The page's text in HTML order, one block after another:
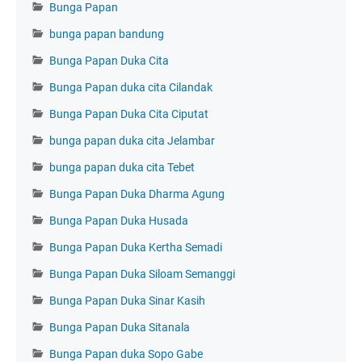
Bunga Papan
bunga papan bandung
Bunga Papan Duka Cita
Bunga Papan duka cita Cilandak
Bunga Papan Duka Cita Ciputat
bunga papan duka cita Jelambar
bunga papan duka cita Tebet
Bunga Papan Duka Dharma Agung
Bunga Papan Duka Husada
Bunga Papan Duka Kertha Semadi
Bunga Papan Duka Siloam Semanggi
Bunga Papan Duka Sinar Kasih
Bunga Papan Duka Sitanala
Bunga Papan duka Sopo Gabe